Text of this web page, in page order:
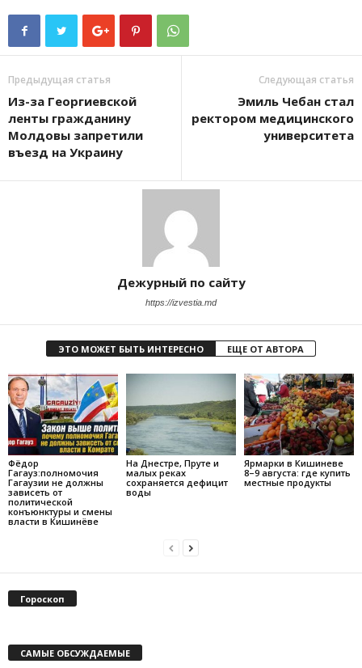
Предыдущая статья
Из-за Георгиевской
ленты гражданину
Молдовы запретили
въезд на Украину
Следующая статья
Эмиль Чебан стал
ректором медицинского
университета
Дежурный по сайту
https://izvestia.md
ЭТО МОЖЕТ БЫТЬ ИНТЕРЕСНО ЕЩЕ ОТ АВТОРА
Фёдор
Гагауз:полномочия
Гагаузии не должны
зависеть от
политической
конъюнктуры и смены
власти в Кишинёве
На Днестре, Пруте и
малых реках
сохраняется дефицит
воды
Ярмарки в Кишиневе
8–9 августа: где купить
местные продукты
Гороскоп
САМЫЕ ОБСУЖДАЕМЫЕ